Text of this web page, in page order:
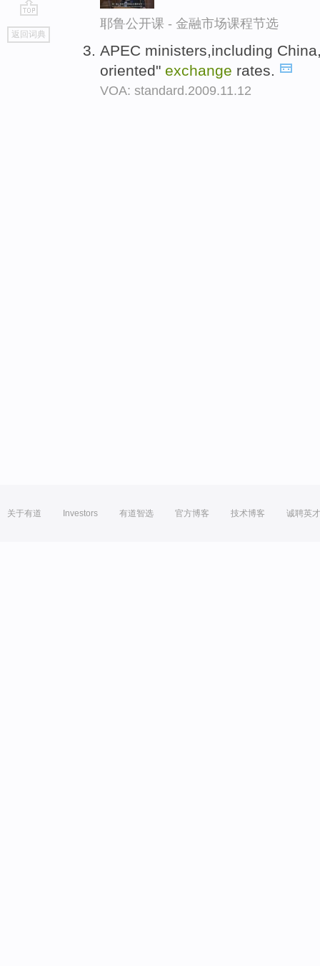
go
top
返回词典
耶鲁公开课 - 金融市场课程节选
APEC ministers,including
oriented" exchange rates.
VOA: standard.2009.11.12
关于有道 Investors 有道智选 官方博客 技术博客 诚聘英才